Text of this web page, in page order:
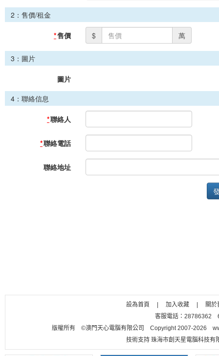
設為首頁 加入收藏
關於
客服電話：28786362
版權所有 ©澳門天心電腦有限公司 Copyright 2007-2026
技術支持 珠海市創天星電腦科技